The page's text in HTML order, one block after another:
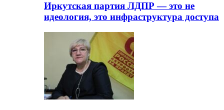
Иркутская партия ЛДПР — это не
идеология, это инфраструктура доступа